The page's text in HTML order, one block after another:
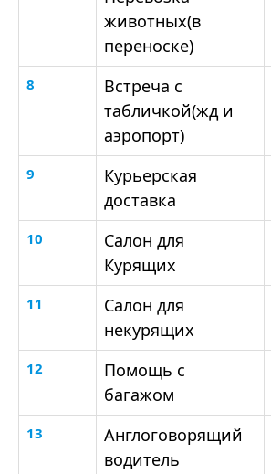
животных(в
переноске)
8
Встреча с
табличкой(жд и
аэропорт)
9
Курьерская
доставка
10
Салон для
Курящих
11
Салон для
некурящих
12
Помощь с
багажом
13
Англоговорящий
водитель